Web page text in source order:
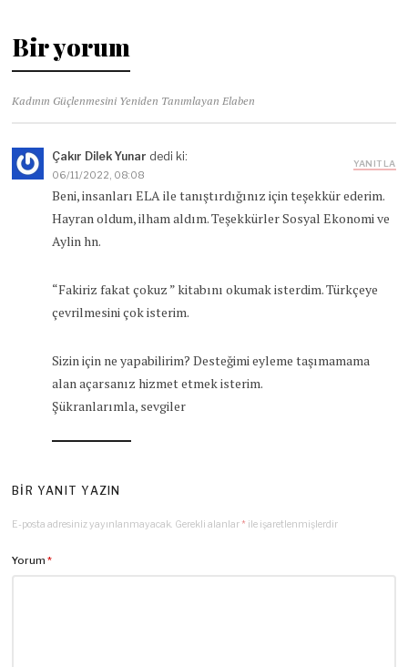
Bir yorum
Kadının Güçlenmesini Yeniden Tanımlayan Elaben
Çakır Dilek Yunar dedi ki:
06/11/2022, 08:08
Beni, insanları ELA ile tanıştırdığınız için teşekkür ederim.
Hayran oldum, ilham aldım. Teşekkürler Sosyal Ekonomi ve
Aylin hn.
“Fakiriz fakat çokuz ” kitabını okumak isterdim. Türkçeye
çevrilmesini çok isterim.
Sizin için ne yapabilirim? Desteğimi eyleme taşımamama
alan açarsanız hizmet etmek isterim.
Şükranlarımla, sevgiler
YANITLA
BIR YANIT YAZIN
E-posta adresiniz yayınlanmayacak. Gerekli alanlar* ile işaretlenmişlerdir
Yorum*